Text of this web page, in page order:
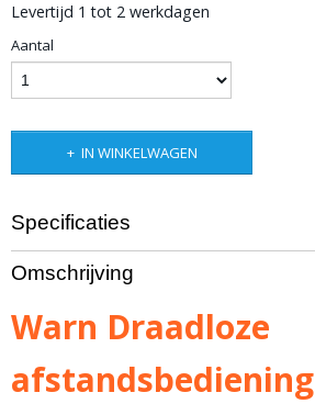
Levertijd 1 tot 2 werkdagen
Aantal
IN WINKELWAGEN
Specificaties
Productcode leverancier
90287
Bruto gewicht
1,00 Kg
Omschrijving
Warn Draadloze
afstandsbediening